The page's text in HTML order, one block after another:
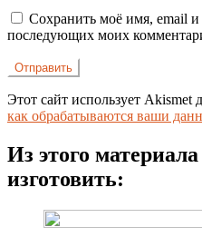
Сохранить моё имя, email и
последующих моих
Этот сайт использует Akismet
как обрабатываются ваши
Из этого
изготовить: